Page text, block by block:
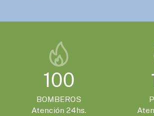
Gualeguaychú confirmó que
EVENTOS TURISTICOS
SÁBADO 21 DE NOVIEMBRE -
El Encuentro Batuque celebra su
en Gualeguaychú
100
BOMBEROS
Atención 24hs.